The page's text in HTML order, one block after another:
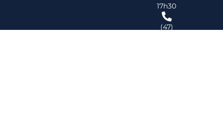
17h30
(47)